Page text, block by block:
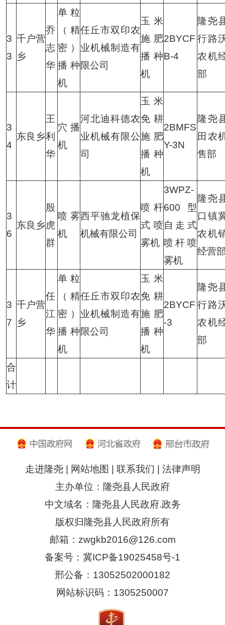
3
3
千户营
乡
乔
志
华
单粒
（精
密）
播种
机
任丘市双印农
业机械制造有
限公司
玉米
施肥
播种
机
2BYCF
B-4
隆尧
行路
农机
部
3
4
东良乡
王
利
华
穴播
机
河北迪科德农
业机械有限公
司
玉米
免耕
施肥
播种
机
2BMFS
Y-3N
隆尧
田农
售部
3
6
东良乡
殷
虎
群
喷雾
机
西平驰龙植保
机械有限公司
喷杆
式喷
雾机
3WPZ-
600型
自走式
喷杆喷
雾机
隆尧
口镇
农机
经营
3
7
千户营
乡
任
江
华
单粒
（精
密）
播种
机
任丘市双印农
业机械制造有
限公司
玉米
免耕
施肥
播种
机
2BYCF
-3
隆尧
行路
农机
部
合
计
走进隆尧| 网站地图 | 联系我们 | 法律声明
主办单位：隆尧县人民政府
中文域名：隆尧县人民政府.政务
版权归隆尧县人民政府所有
邮箱：zwgkb2016@126.com
备案号：冀ICP备19025458号-1
邢公备：13052502000182
网站标识码：1305250007